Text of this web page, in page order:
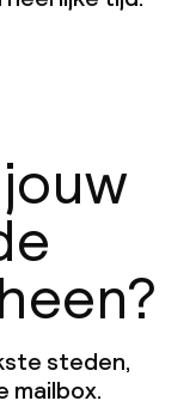
steden,
mailbox.